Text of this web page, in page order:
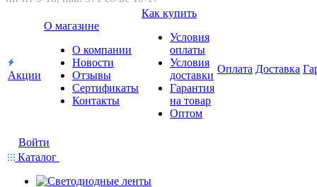
Акции
О магазине
О компании
Новости
Отзывы
Сертификаты
Контакты
Как купить
Условия
оплаты
Условия
доставки
Гарантия
на товар
Оптом
Оплата Доставка
Войти
Каталог